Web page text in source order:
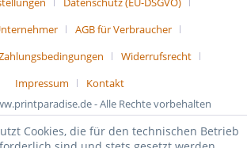
AGB für Verbraucher
Widerrufsrecht
Impressum
Kontakt
- Alle Rechte vorbehalten
Cookies, die für den technischen Betrieb